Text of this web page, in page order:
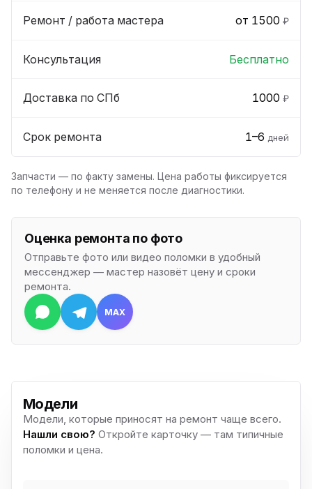
Ремонт / работа мастера от 1500 ₽
Консультация Бесплатно
Доставка по СПб 1000 ₽
Срок ремонта 1–6 дней
Запчасти — по факту замены. Цена работы фиксируется
по телефону и не меняется после диагностики.
Оценка ремонта по фото
Отправьте фото или видео поломки в удобный
мессенджер — мастер назовёт цену и сроки
ремонта.
MAX
Модели
Модели, которые приносят на ремонт чаще всего.
Нашли свою? Откройте карточку — там типичные
поломки и цена.